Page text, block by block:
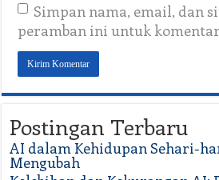
Simpan nama, email, dan
peramban ini untuk
Postingan Terbaru
AI dalam Kehidupan Sehari-
Mengubah